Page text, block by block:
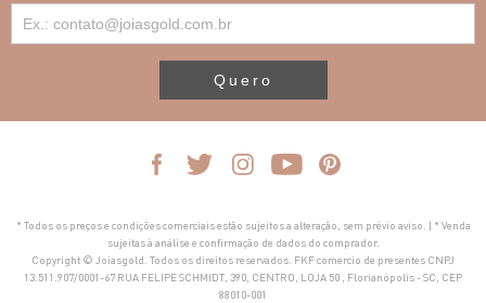
Quero
* Todos os preços e condições comerciais estão sujeitos a alteração, sem prévio aviso. | * Venda
sujeitas à análise e confirmação de dados do comprador.
Copyright © Joiasgold. Todos os direitos reservados. FKF comercio de presentes CNPJ
13.511.907/0001-67 RUA FELIPE SCHMIDT, 390, CENTRO, LOJA 50 , Florianópolis - SC, CEP
88010-001